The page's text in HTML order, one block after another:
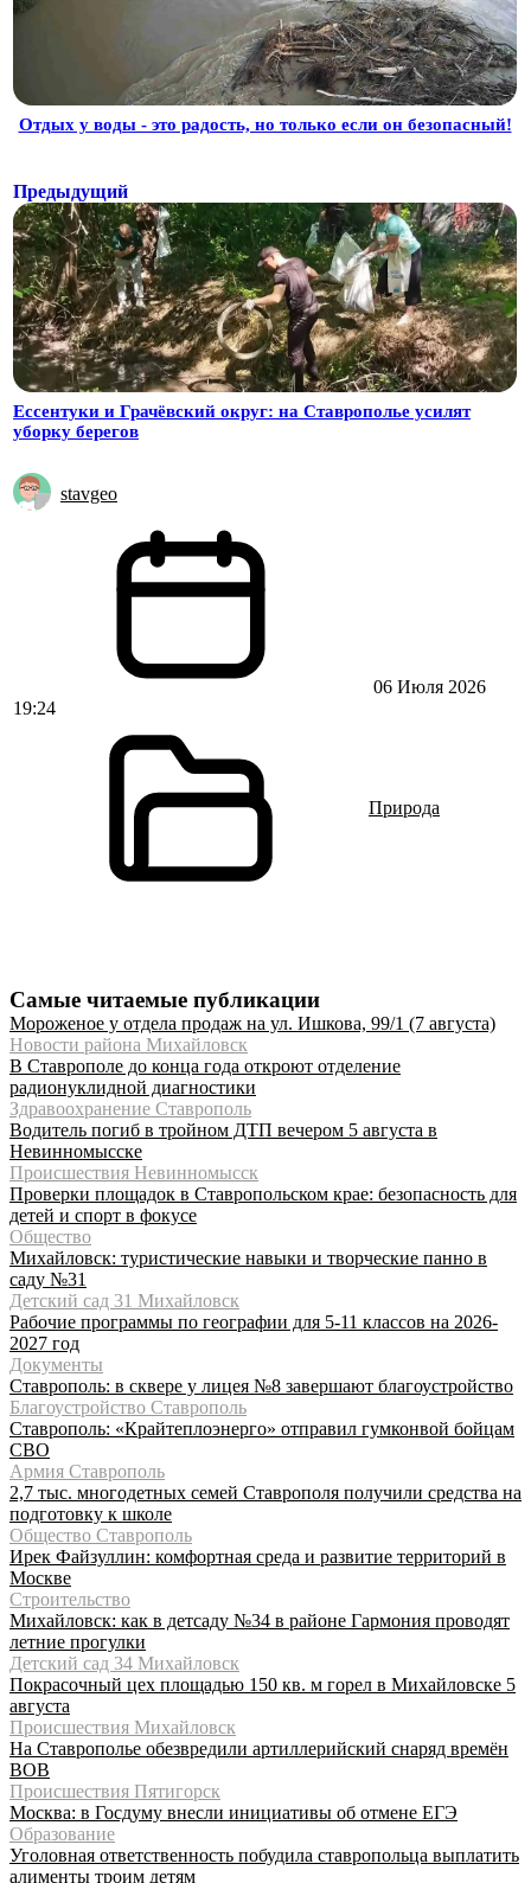
Отдых у воды - это радость, но только если он безопасный!
Предыдущий
Ессентуки и Грачёвский округ: на Ставрополье усилят
уборку берегов
stavgeo
06 Июля 2026
19:24
Природа
Самые читаемые публикации
Мороженое у отдела продаж на ул. Ишкова, 99/1 (7 августа)
Новости района Михайловск
В Ставрополе до конца года откроют отделение
радионуклидной диагностики
Здравоохранение Ставрополь
Водитель погиб в тройном ДТП вечером 5 августа в
Невинномысске
Происшествия Невинномысск
Проверки площадок в Ставропольском крае: безопасность для
детей и спорт в фокусе
Общество
Михайловск: туристические навыки и творческие панно в
саду №31
Детский сад 31 Михайловск
Рабочие программы по географии для 5-11 классов на 2026-
2027 год
Документы
Ставрополь: в сквере у лицея №8 завершают благоустройство
Благоустройство Ставрополь
Ставрополь: «Крайтеплоэнерго» отправил гумконвой бойцам
СВО
Армия Ставрополь
2,7 тыс. многодетных семей Ставрополя получили средства на
подготовку к школе
Общество Ставрополь
Ирек Файзуллин: комфортная среда и развитие территорий в
Москве
Строительство
Михайловск: как в детсаду №34 в районе Гармония проводят
летние прогулки
Детский сад 34 Михайловск
Покрасочный цех площадью 150 кв. м горел в Михайловске 5
августа
Происшествия Михайловск
На Ставрополье обезвредили артиллерийский снаряд времён
ВОВ
Происшествия Пятигорск
Москва: в Госдуму внесли инициативы об отмене ЕГЭ
Образование
Уголовная ответственность побудила ставропольца выплатить
алименты троим детям